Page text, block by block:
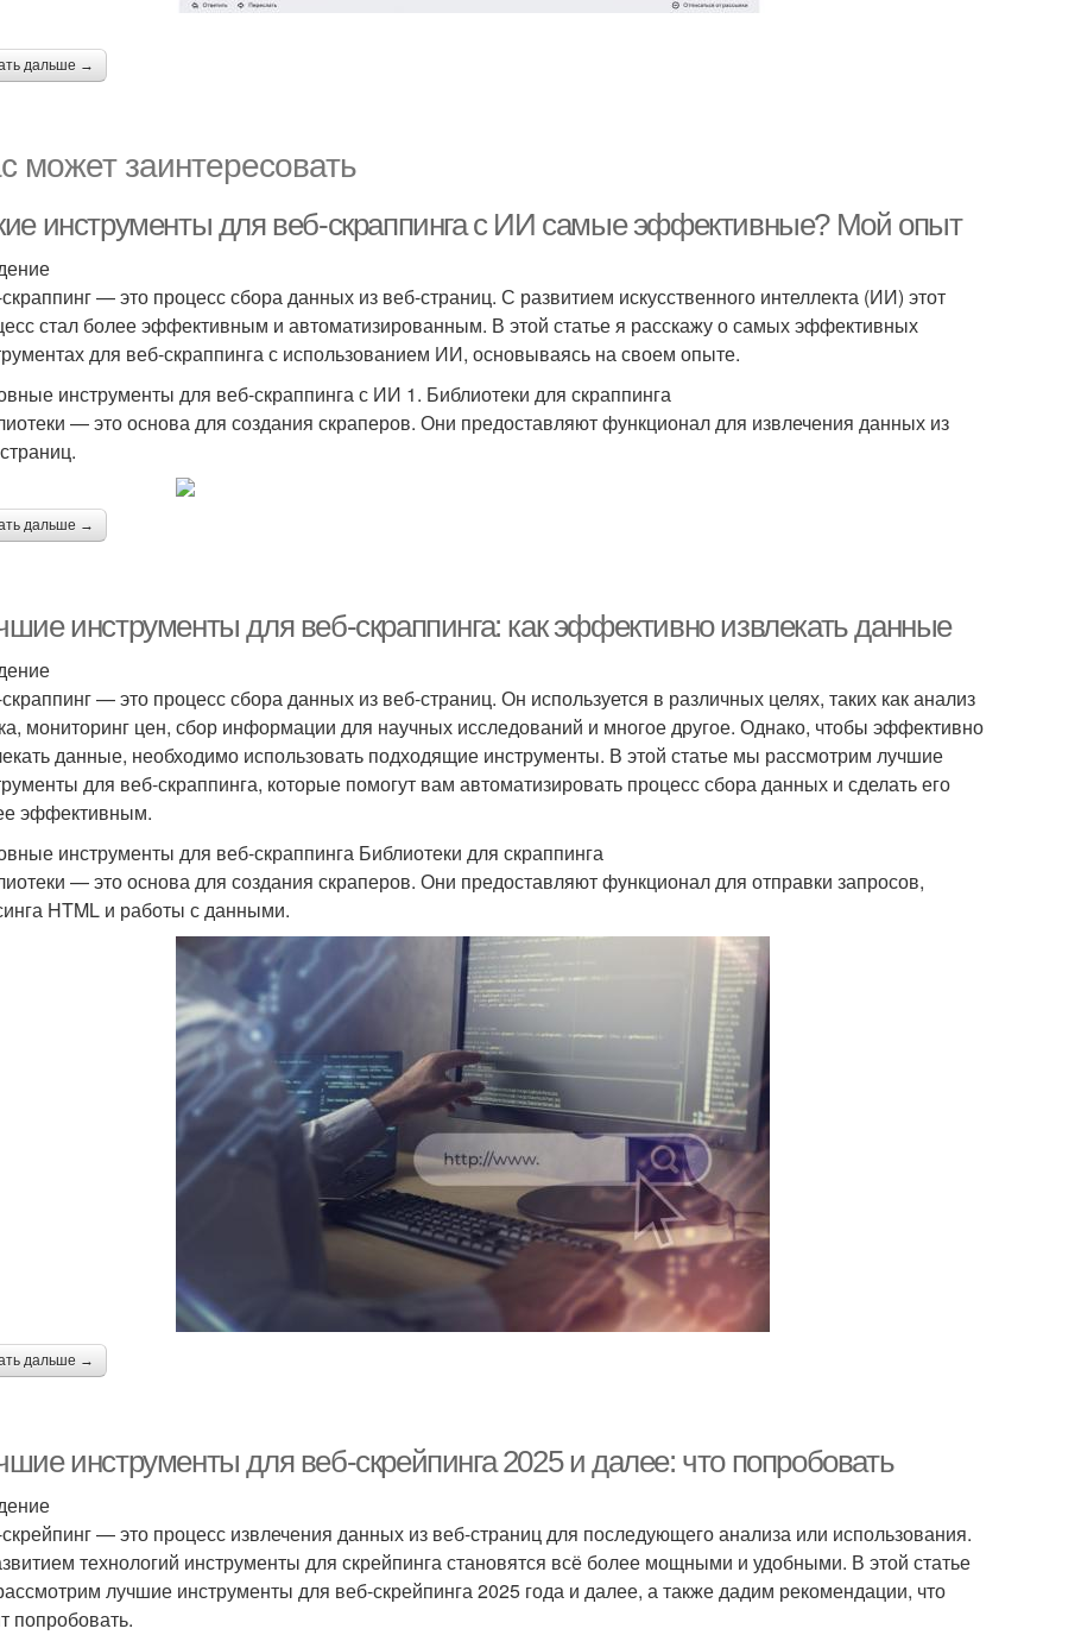
дальше →
может заинтересовать
инструменты для веб-скраппинга с ИИ самые эффективные? Мой опыт
— это процесс сбора данных из веб-страниц. С развитием искусственного интеллекта (ИИ) этот
стал более эффективным и автоматизированным. В этой статье я расскажу о самых эффективных
для веб-скраппинга с использованием ИИ, основываясь на своем опыте.
инструменты для веб-скраппинга с ИИ 1. Библиотеки для скраппинга
— это основа для создания скраперов. Они предоставляют функционал для извлечения данных из
дальше →
инструменты для веб-скраппинга: как эффективно извлекать данные
— это процесс сбора данных из веб-страниц. Он используется в различных целях, таких как анализ
мониторинг цен, сбор информации для научных исследований и многое другое. Однако, чтобы эффективно
данные, необходимо использовать подходящие инструменты. В этой статье мы рассмотрим лучшие
для веб-скраппинга, которые помогут вам автоматизировать процесс сбора данных и сделать его
эффективным.
инструменты для веб-скраппинга Библиотеки для скраппинга
— это основа для создания скраперов. Они предоставляют функционал для отправки запросов,
HTML и работы с данными.
дальше →
инструменты для веб-скрейпинга 2025 и далее: что попробовать
— это процесс извлечения данных из веб-страниц для последующего анализа или использования.
технологий инструменты для скрейпинга становятся всё более мощными и удобными. В этой статье
лучшие инструменты для веб-скрейпинга 2025 года и далее, а также дадим рекомендации, что
попробовать.